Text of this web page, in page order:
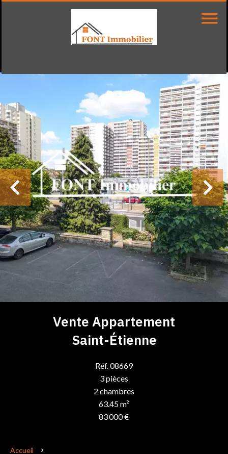
Vente Appartement
Saint-Étienne
Réf. 08669
3 pièces
2 chambres
63.45 m²
83 000 €
Accueil